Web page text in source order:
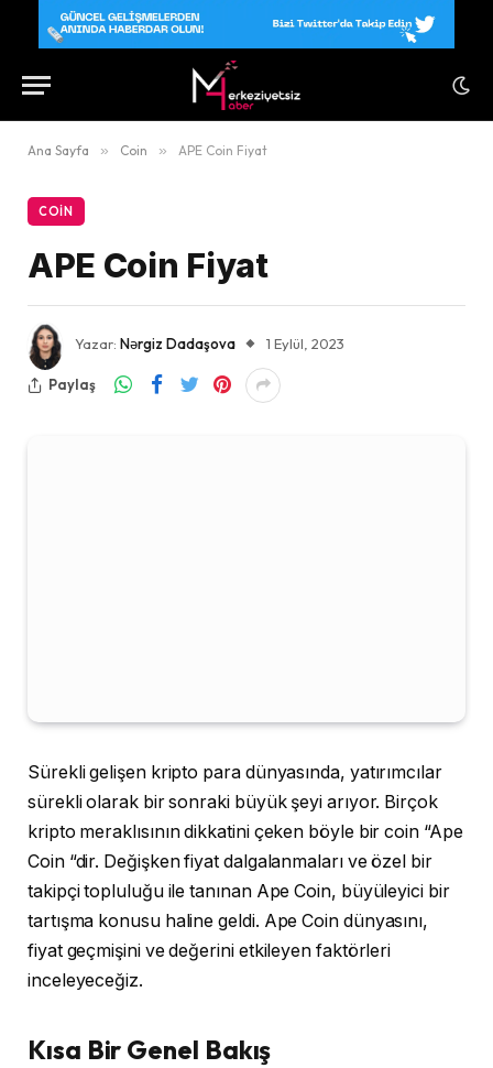
Ana Sayfa » Coin » APE Coin Fiyat
COIN
APE Coin Fiyat
Yazar: Nərgiz Dadaşova 1 Eylül, 2023
Paylaş
Sürekli gelişen kripto para dünyasında, yatırımcılar
sürekli olarak bir sonraki büyük şeyi arıyor. Birçok
kripto meraklısının dikkatini çeken böyle bir coin “Ape
Coin “dir. Değişken fiyat dalgalanmaları ve özel bir
takipçi topluluğu ile tanınan Ape Coin, büyüleyici bir
tartışma konusu haline geldi. Ape Coin dünyasını,
fiyat geçmişini ve değerini etkileyen faktörleri
inceleyeceğiz.
Kısa Bir Genel Bakış